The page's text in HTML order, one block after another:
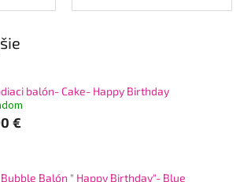
balón- Cake- Happy Birthday
€
Balón " Happy Birthday"- Blue